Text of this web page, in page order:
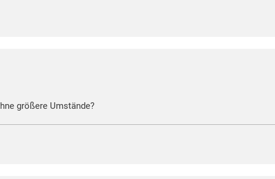
größere Umstände?